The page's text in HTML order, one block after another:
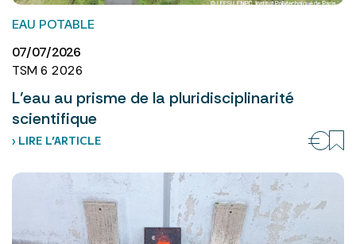
EAU POTABLE
07/07/2026
TSM 6 2026
L’eau au prisme de la pluridisciplinarité
scientifique
› LIRE L’ARTICLE